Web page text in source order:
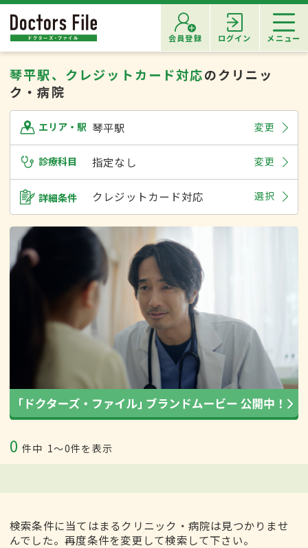
会員登録 ログイン メニュー
琴平駅、クレジットカード対応のクリニッ
ク・病院
エリア・駅 琴平駅 変更
診療科目 指定なし 変更
詳細条件 クレジットカード対応 選択
0 件中 1〜0件を表示
検索条件に当てはまるクリニック・病院は見つかりませ
んでした。再度条件を変更して検索して下さい。